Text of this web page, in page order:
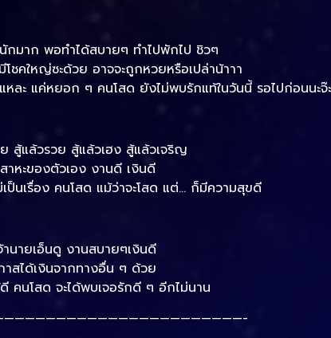
มาก พอทำได้สบายๆ ทำไปพักไป ชิวๆ
ชคใหญ่ซะด้วย อาจจะถูกหวยหรือเปล่าน้าาา
ะ แค่หยอก ๆ คนโสด ยังไม่พบรักแท้ในวันนี้ รอไปก่อนนะจ๊ะ
สู้แล้วรวย สู้แล้วเฮง สู้แล้วเจริญ
าหะของตัวเอง งานดี เงินดี
ป็นเรื่อง คนโสด แม้ว่าจะโสด แต่… ก็มีความสุขดี
นายเอ็นดู งานสบายๆเงินดี
สได้เงินจากทางอื่น ๆ ด้วย
คนโสด จะได้พบเจอรักดี ๆ อีกไม่นาน